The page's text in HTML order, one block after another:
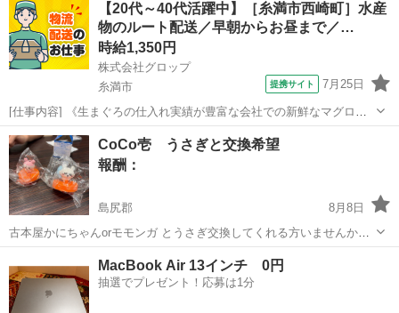
【20代～40代活躍中】［糸満市西崎町］水産
物のルート配送／早朝からお昼まで／…
時給1,350円
株式会社グロップ
糸満市
提携サイト 7月25日
[仕事内容] 《生まぐろの仕入れ実績が豊富な会社での新鮮なマグロの
配送業務》 お持ちの資格を活かせる配送ドライバー募集！ 当社は、マ
グロの漁獲から加工・流通までを一貫して手掛ける会社です。 安定し
た事業基盤のもと、新鮮で高品...
沖縄 糸満市 ドライバー
CoCo壱 うさぎと交換希望
報酬：
島尻郡
8月8日
古本屋かにちゃんorモモンガ とうさぎ交換してくれる方いませんか？
2:1も検討します。 お願いいたします🙇‍♂️ 検索用 ちいかわ 映画 人魚
の島のひみつ
MacBook Air 13インチ 0円
抽選でプレゼント！応募は1分